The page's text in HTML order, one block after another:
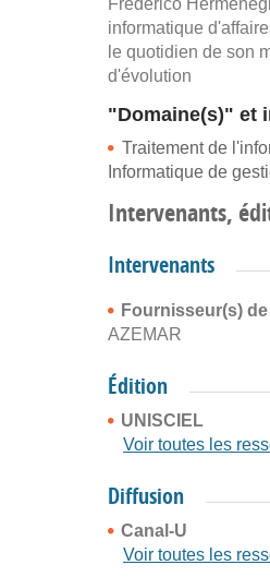
informatique
le quotidien de son
d'évolution
"Domaine(s)" et
Traitement de
Informatique de
Intervenants,
Intervenants
Fournisseur(s)
AZEMAR
Édition
UNISCIEL
Voir toutes les
Diffusion
Canal-U
Voir toutes les